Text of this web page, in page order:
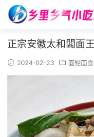
正宗安徽太和闆面
2024-02-23 面點面食